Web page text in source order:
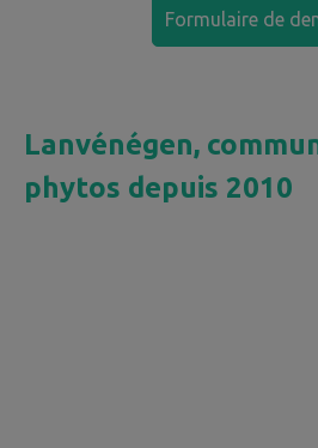
Formulaire de
Lanvénégen,
phytos depuis 2010